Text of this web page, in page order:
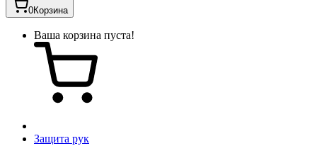
0Корзина
Ваша корзина пуста!
Защита рук